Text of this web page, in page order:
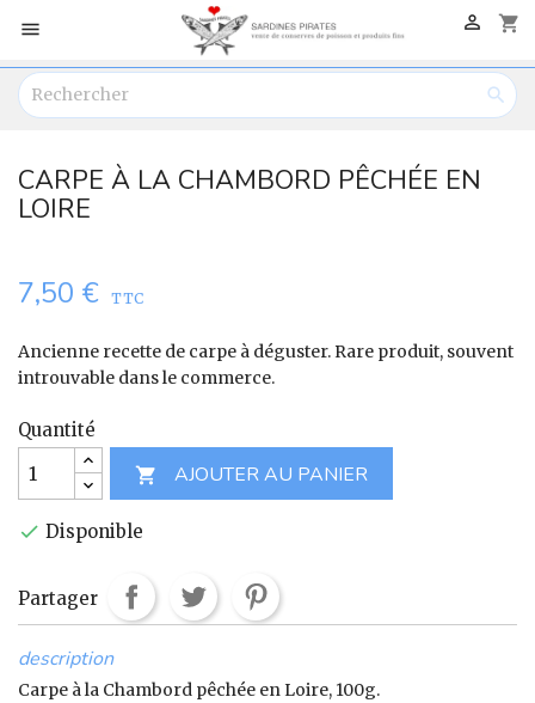
 shopping_cart


CARPE À LA CHAMBORD PÊCHÉE EN
LOIRE
7,50 € TTC
Ancienne recette de carpe à déguster. Rare produit, souvent
introuvable dans le commerce.
Quantité

AJOUTER AU PANIER
 Disponible
Partager
description
Carpe à la Chambord pêchée en Loire, 100g.